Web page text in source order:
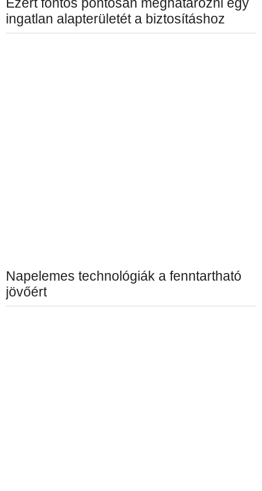
ingatlan alapterületét a biztosításhoz
Napelemes technológiák a fenntartható
jövőért